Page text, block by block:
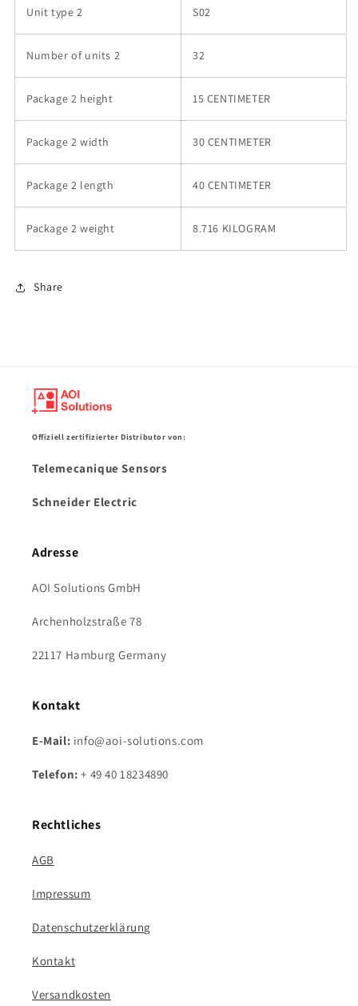
Unit type 2 S02
Number of units 2 32
Package 2 height 15 CENTIMETER
Package 2 width 30 CENTIMETER
Package 2 length 40 CENTIMETER
Package 2 weight 8.716 KILOGRAM
Share
Offiziell zertifizierter Distributor von:
Telemecanique Sensors
Schneider Electric
Adresse
AOI Solutions GmbH
Archenholzstraße 78
22117 Hamburg Germany
Kontakt
E-Mail: info@aoi-solutions.com
Telefon:+ 49 40 18234890
Rechtliches
AGB
Impressum
Datenschutzerklärung
Kontakt
Versandkosten